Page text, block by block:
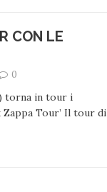
CON LE
0
torna in tour i
Tour’ Il tour di